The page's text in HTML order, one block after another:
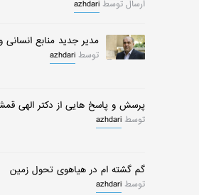
ارسال توسطazhdari
مدیر جدید منابع انسانی
توسطazhdari
پرسش و پاسخ هایی از دکتر الهی
توسطazhdari
گم گشته ام در هیاهوی تحول زمین
توسطazhdari